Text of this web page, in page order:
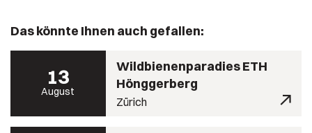
Das könnte Ihnen auch gefallen:
13
August
Wildbienenparadies ETH
Hönggerberg
Zürich